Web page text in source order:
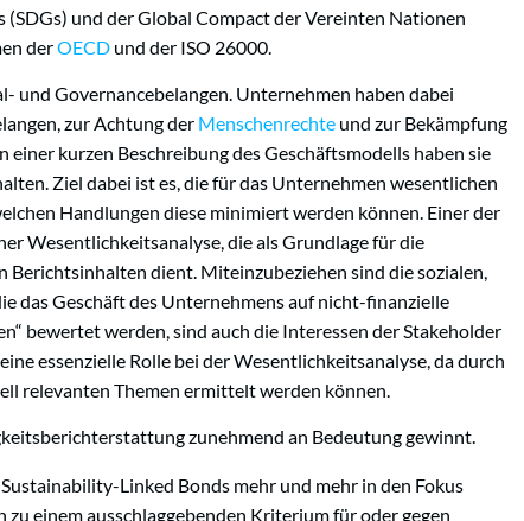
und der Global Compact der Vereinten Nationen
derOECD und der ISO 26000.
und Governancebelangen. Unternehmen haben dabei
zur Achtung der Menschenrechte und zur Bekämpfung
einer kurzen Beschreibung des Geschäftsmodells haben sie
Ziel dabei ist es, die für das Unternehmen wesentlichen
Handlungen diese minimiert werden können. Einer der
Wesentlichkeitsanalyse, die als Grundlage für die
dient. Miteinzubeziehen sind die sozialen,
das Geschäft des Unternehmens auf nicht-finanzielle
bewertet werden, sind auch die Interessen der Stakeholder
essenzielle Rolle bei der Wesentlichkeitsanalyse, da durch
relevanten Themen ermittelt werden können.
zunehmend an Bedeutung gewinnt.
Linked Bonds mehr und mehr in den Fokus
einem ausschlaggebenden Kriterium für oder gegen